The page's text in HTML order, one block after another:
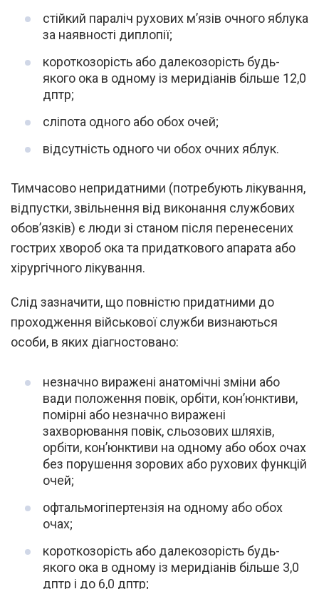
стійкий параліч рухових м’язів очного яблука
за наявності диплопії;
короткозорість або далекозорість будь-
якого ока в одному із меридіанів більше 12,0
дптр;
сліпота одного або обох очей;
відсутність одного чи обох очних яблук.
Тимчасово непридатними (потребують лікування,
відпустки, звільнення від виконання службових
обов’язків) є люди зі станом після перенесених
гострих хвороб ока та придаткового апарата або
хірургічного лікування.
Слід зазначити, що повністю придатними до
проходження військової служби визнаються
особи, в яких діагностовано:
незначно виражені анатомічні зміни або
вади положення повік, орбіти, кон’юнктиви,
помірні або незначно виражені
захворювання повік, сльозових шляхів,
орбіти, кон’юнктиви на одному або обох очах
без порушення зорових або рухових функцій
очей;
офтальмогіпертензія на одному або обох
очах;
короткозорість або далекозорість будь-
якого ока в одному із меридіанів більше 3,0
дптр і до 6,0 дптр;